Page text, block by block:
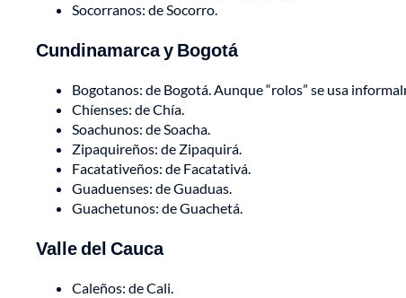
Socorranos: de Socorro.
Cundinamarca y Bogotá
Bogotanos: de Bogotá. Aunque “rolos” se usa
Chíenses: de Chía.
Soachunos: de Soacha.
Zipaquireños: de Zipaquirá.
Facatativeños: de Facatativá.
Guaduenses: de Guaduas.
Guachetunos: de Guachetá.
Valle del Cauca
Caleños: de Cali.